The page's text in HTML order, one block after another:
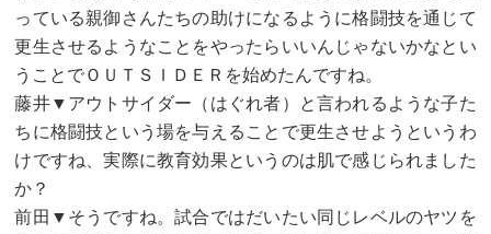
っている親御さんたちの助けになるように格闘技を通じて
更生させるようなことをやったらいいんじゃないかなとい
うことでＯＵＴＳＩＤＥＲを始めたんですね。
藤井▼アウトサイダー（はぐれ者）と言われるような子た
ちに格闘技という場を与えることで更生させようというわ
けですね、実際に教育効果というのは肌で感じられました
か？
前田▼そうですね。試合ではだいたい同じレベルのヤツを